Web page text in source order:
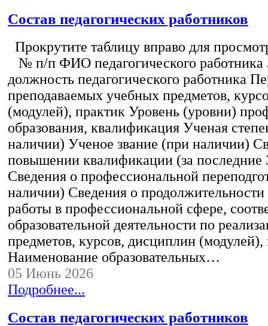
Состав педагогических работников
Прокрутите таблицу вправо для
№ п/п ФИО педагогического работника
должность педагогического работника
преподаваемых учебных предметов,
(модулей), практик Уровень (уровни)
образования, квалификация Ученая
наличии) Ученое звание (при наличии)
повышении квалификации (за последние
Сведения о профессиональной
наличии) Сведения о
работы в профессиональной сфере,
образовательной деятельности по
предметов, курсов, дисциплин (модулей),
Наименование образовательных…
05 Июнь 2026
Подробнее...
Состав педагогических работников